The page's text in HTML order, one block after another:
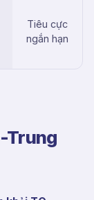
Tiêu cực
ngắn hạn
Trung